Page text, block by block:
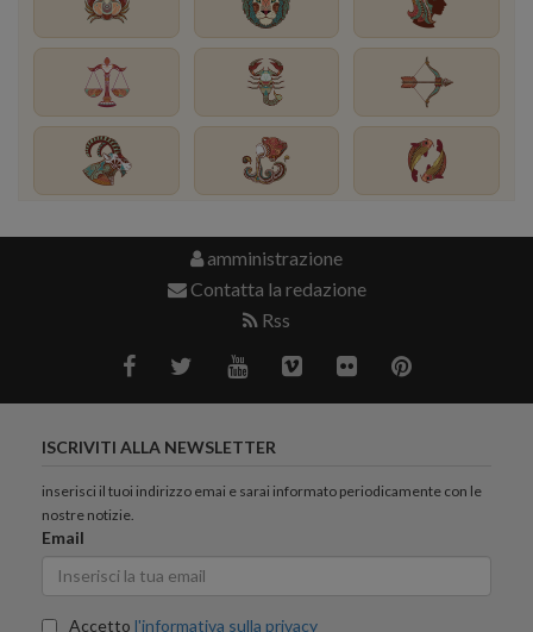
amministrazione
Contatta la redazione
Rss
ISCRIVITI ALLA NEWSLETTER
inserisci il tuoi indirizzo emai e sarai informato periodicamente con le
nostre notizie.
Email
Accetto l'informativa sulla privacy